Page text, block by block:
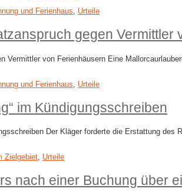
und Ferienhaus, Urteile
gegen Vermittler
Vermittler von Ferienhäusern Eine
und Ferienhaus Urteile
im Kündigungsschreiben
Der Kläger forderte die Erstattung
Zielgebiet Urteile
nach einer Buchung über